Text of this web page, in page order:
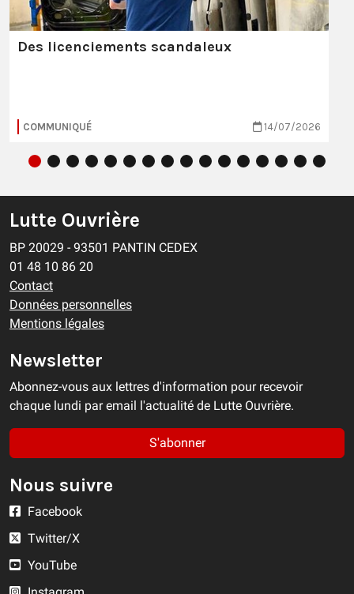
Des licenciements scandaleux
COMMUNIQUÉ 14/07/2026
Lutte Ouvrière
BP 20029 - 93501 PANTIN CEDEX
01 48 10 86 20
Contact
Données personnelles
Mentions légales
Newsletter
Abonnez-vous aux lettres d'information pour recevoir
chaque lundi par email l'actualité de Lutte Ouvrière.
S'abonner
Nous suivre
Facebook
Twitter/X
YouTube